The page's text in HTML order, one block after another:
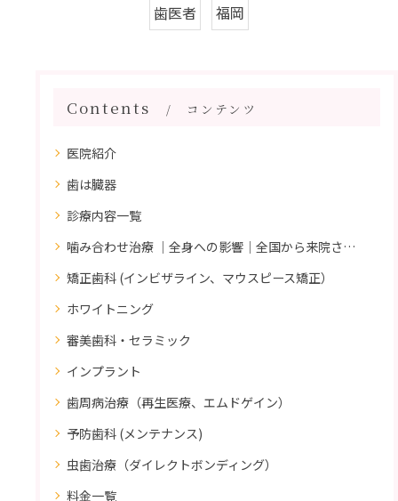
歯医者 福岡
Contents コンテンツ
医院紹介
歯は臓器
診療内容一覧
噛み合わせ治療 ｜全身への影響｜全国から来院されています。
矯正歯科 (インビザライン、マウスピース矯正）
ホワイトニング
審美歯科・セラミック
インプラント
歯周病治療（再生医療、エムドゲイン）
予防歯科 (メンテナンス)
虫歯治療（ダイレクトボンディング）
料金一覧